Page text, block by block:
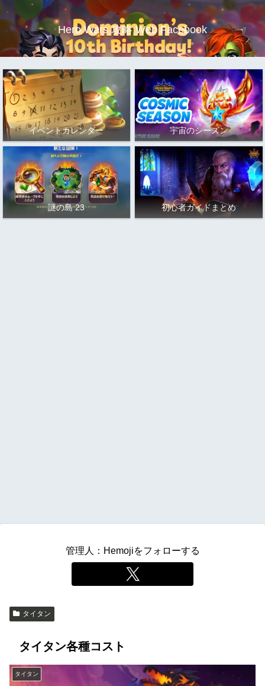
Hero Wars 攻略 Web Facebook
イベントカレンダー 宇宙のシーズン
謎の島 23 初心者ガイドまとめ
管理人：Hemojiをフォローする
タイタン
タイタン各種コスト
タイタン